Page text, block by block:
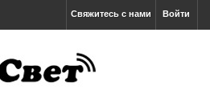
Войти
Свяжитесь с нами